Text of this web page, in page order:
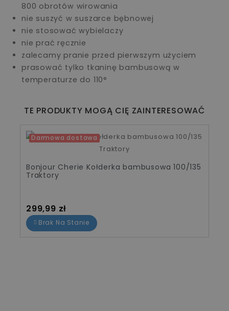
800 obrotów wirowania
nie suszyć w suszarce bębnowej
nie stosować wybielaczy
nie prać ręcznie
zalecamy pranie przed pierwszym użyciem
prasować tylko tkaninę bambusową w
temperaturze do 110°
TE PRODUKTY MOGĄ CIĘ ZAINTERESOWAĆ
Darmowa dostawa
Bonjour Cherie Śpiworek bambusowy
Traktory Light 0-3
Cena
209,00 zł
Dodaj Do Koszyka